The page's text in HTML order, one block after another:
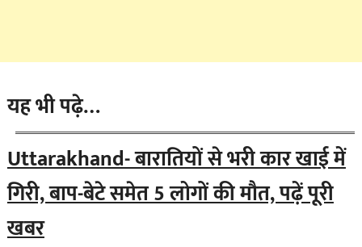
यह भी पढ़े…
Uttarakhand- बारातियों से भरी कार खाई में
गिरी, बाप-बेटे समेत 5 लोगों की मौत, पढ़ें पूरी
खबर